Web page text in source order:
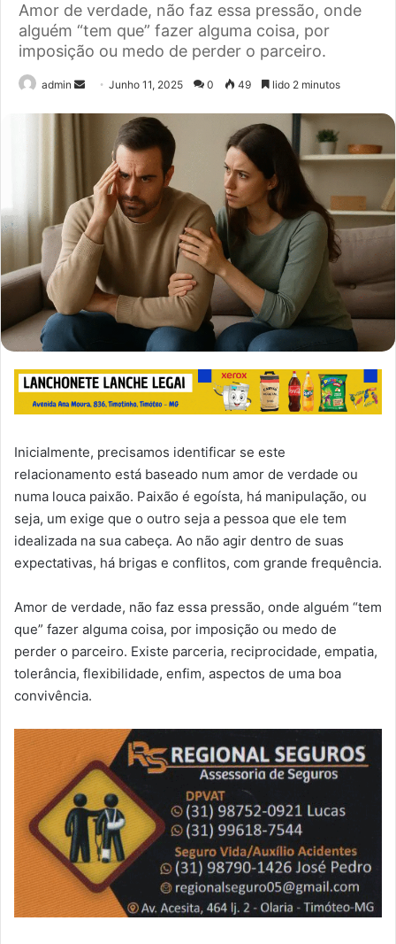
Amor de verdade, não faz essa pressão, onde
alguém “tem que” fazer alguma coisa, por
imposição ou medo de perder o parceiro.
admin
SendJunho 11, 2025 0 49 lido 2 minutos
Inicialmente, precisamos identificar se este
relacionamento está baseado num amor de verdade ou
numa louca paixão. Paixão é egoísta, há manipulação, ou
seja, um exige que o outro seja a pessoa que ele tem
idealizada na sua cabeça. Ao não agir dentro de suas
expectativas, há brigas e conflitos, com grande frequência.
Amor de verdade, não faz essa pressão, onde alguém “tem
que” fazer alguma coisa, por imposição ou medo de
perder o parceiro. Existe parceria, reciprocidade, empatia,
tolerância, flexibilidade, enfim, aspectos de uma boa
convivência.